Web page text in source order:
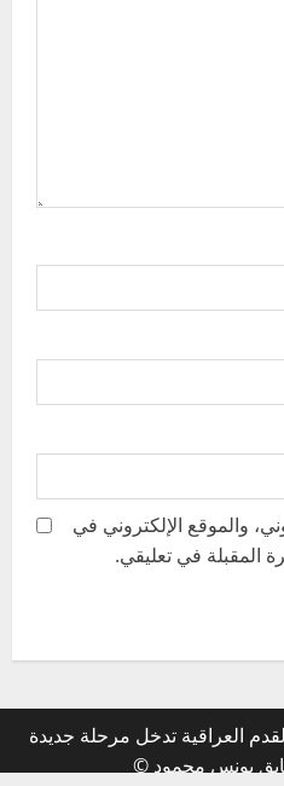
والموقع الإلكتروني في
المقبلة في تعليقي.
العراقية تدخل مرحلة جديدة
يونس محمود ©